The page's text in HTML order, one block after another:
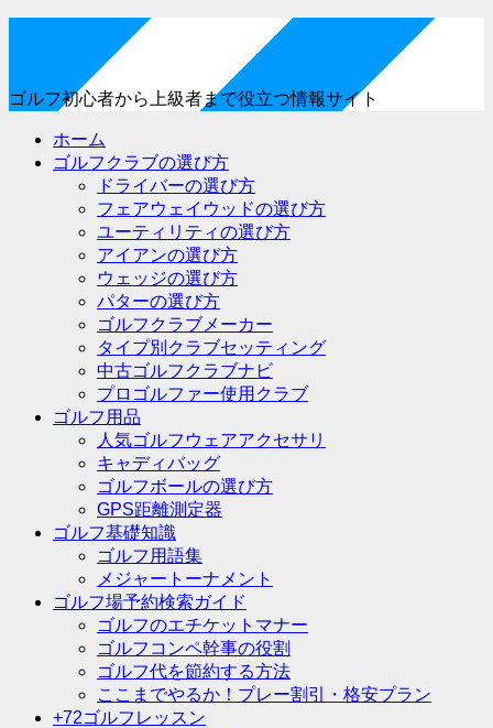
ゴルフ初心者から上級者まで役立つ情報サイト
ホーム
ゴルフクラブの選び方
ドライバーの選び方
フェアウェイウッドの選び方
ユーティリティの選び方
アイアンの選び方
ウェッジの選び方
パターの選び方
ゴルフクラブメーカー
タイプ別クラブセッティング
中古ゴルフクラブナビ
プロゴルファー使用クラブ
ゴルフ用品
人気ゴルフウェアアクセサリ
キャディバッグ
ゴルフボールの選び方
GPS距離測定器
ゴルフ基礎知識
ゴルフ用語集
メジャートーナメント
ゴルフ場予約検索ガイド
ゴルフのエチケットマナー
ゴルフコンペ幹事の役割
ゴルフ代を節約する方法
ここまでやるか！プレー割引・格安プラン
+72ゴルフレッスン